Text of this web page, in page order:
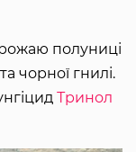
полуниці
чорної гнилі.
Тринол